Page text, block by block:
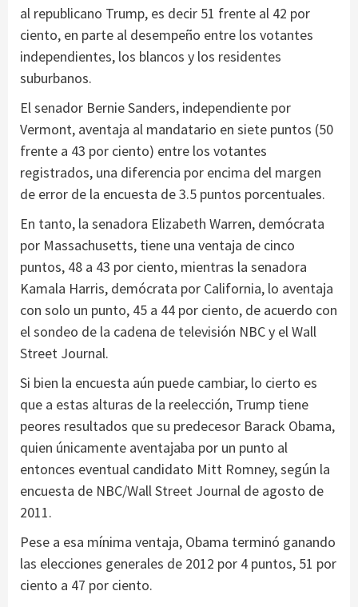
al republicano Trump, es decir 51 frente al 42 por
ciento, en parte al desempeño entre los votantes
independientes, los blancos y los residentes
suburbanos.
El senador Bernie Sanders, independiente por
Vermont, aventaja al mandatario en siete puntos (50
frente a 43 por ciento) entre los votantes
registrados, una diferencia por encima del margen
de error de la encuesta de 3.5 puntos porcentuales.
En tanto, la senadora Elizabeth Warren, demócrata
por Massachusetts, tiene una ventaja de cinco
puntos, 48 a 43 por ciento, mientras la senadora
Kamala Harris, demócrata por California, lo aventaja
con solo un punto, 45 a 44 por ciento, de acuerdo con
el sondeo de la cadena de televisión NBC y el Wall
Street Journal.
Si bien la encuesta aún puede cambiar, lo cierto es
que a estas alturas de la reelección, Trump tiene
peores resultados que su predecesor Barack Obama,
quien únicamente aventajaba por un punto al
entonces eventual candidato Mitt Romney, según la
encuesta de NBC/Wall Street Journal de agosto de
2011.
Pese a esa mínima ventaja, Obama terminó ganando
las elecciones generales de 2012 por 4 puntos, 51 por
ciento a 47 por ciento.